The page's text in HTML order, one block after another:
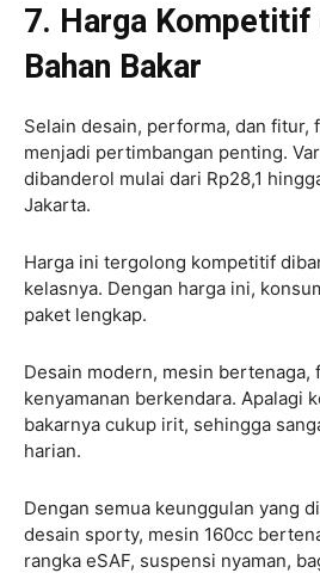
7. Harga Kompetitif
Bahan Bakar
Selain desain, performa, dan fitur,
menjadi pertimbangan penting.
dibanderol mulai dari Rp28,1
Jakarta.
Harga ini tergolong kompetitif
kelasnya. Dengan harga ini,
paket lengkap.
Desain modern, mesin bertenaga,
kenyamanan berkendara. Apalagi
bakarnya cukup irit, sehingga
harian.
Dengan semua keunggulan yang
desain sporty, mesin 160cc
rangka eSAF, suspensi nyaman,